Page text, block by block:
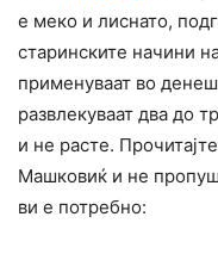
е меко и лиснато,
старинските начини
применуваат во
развлекуваат два до
и не расте.
Машковиќ и не
ви е потребно: